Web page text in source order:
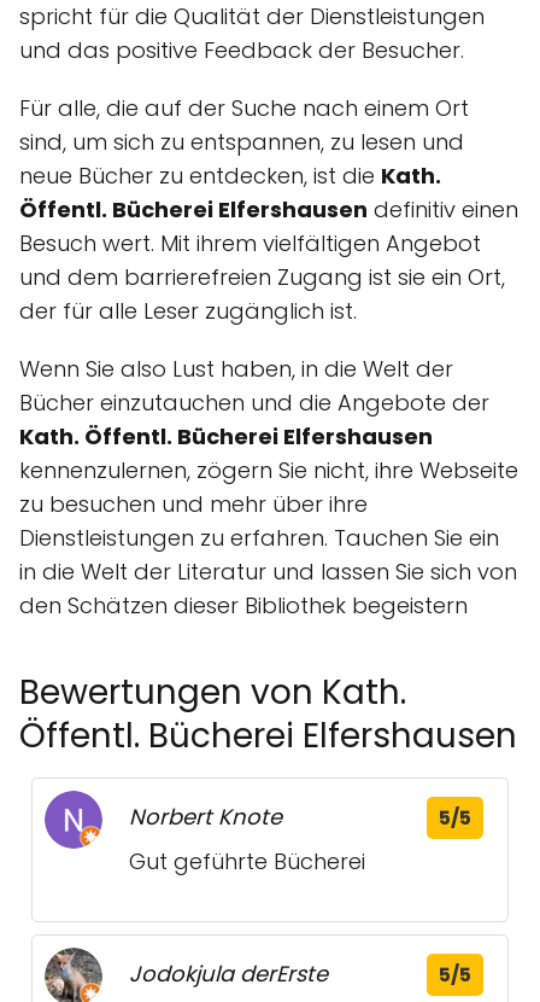
spricht für die Qualität der Dienstleistungen
und das positive Feedback der Besucher.
Für alle, die auf der Suche nach einem Ort
sind, um sich zu entspannen, zu lesen und
neue Bücher zu entdecken, ist die Kath.
Öffentl. Bücherei Elfershausen definitiv einen
Besuch wert. Mit ihrem vielfältigen Angebot
und dem barrierefreien Zugang ist sie ein Ort,
der für alle Leser zugänglich ist.
Wenn Sie also Lust haben, in die Welt der
Bücher einzutauchen und die Angebote der
Kath. Öffentl. Bücherei Elfershausen
kennenzulernen, zögern Sie nicht, ihre Webseite
zu besuchen und mehr über ihre
Dienstleistungen zu erfahren. Tauchen Sie ein
in die Welt der Literatur und lassen Sie sich von
den Schätzen dieser Bibliothek begeistern
Bewertungen von Kath.
Öffentl. Bücherei Elfershausen
Norbert Knote 5/5
Gut geführte Bücherei
Jodokjula derErste 5/5